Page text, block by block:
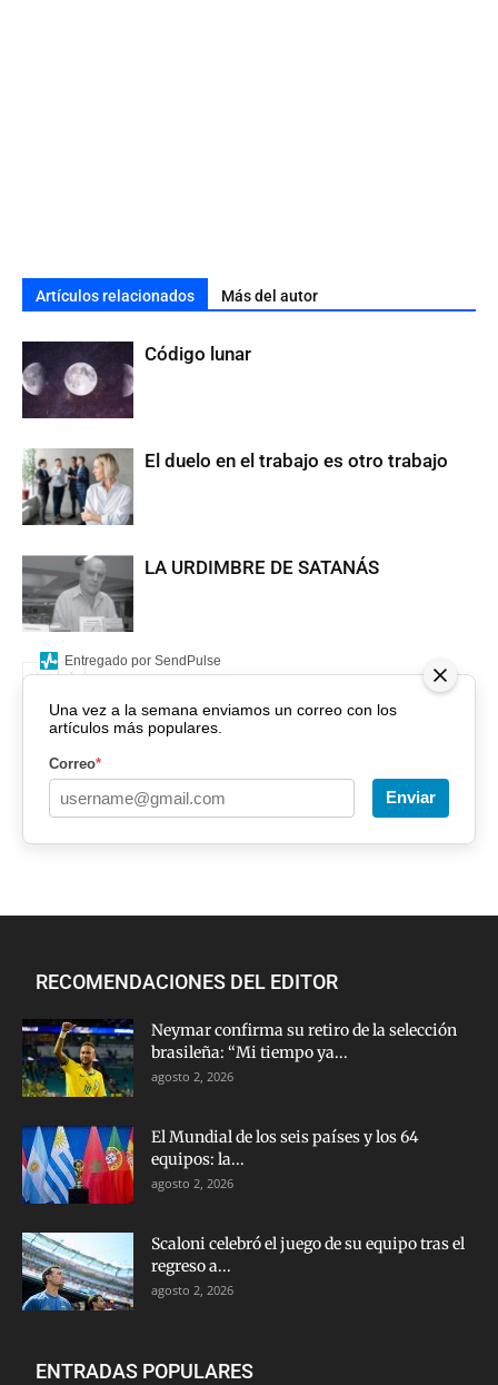
Artículos relacionados Más del autor
Código lunar
El duelo en el trabajo es otro trabajo
LA URDIMBRE DE SATANÁS
Una vez a la semana enviamos un correo con los
artículos más populares.
Correo*
Enviar
Entregado por SendPulse
RECOMENDACIONES DEL EDITOR
Neymar confirma su retiro de la selección
brasileña: “Mi tiempo ya...
agosto 2, 2026
El Mundial de los seis países y los 64
equipos: la...
agosto 2, 2026
Scaloni celebró el juego de su equipo tras el
regreso a...
agosto 2, 2026
ENTRADAS POPULARES